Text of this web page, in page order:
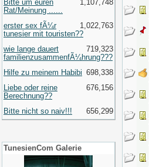
1,107,748
Bitte um euren
Rat/Meinung ......
1,022,763
erster sex fÃ¼r
tunesier mit touristen??
719,323
wie lange dauert
familienzusammenfÃ¼hrung???
698,338
Hilfe zu meinem Habibi
676,156
Liebe oder reine
Berechnung??
656,299
Bitte nicht so naiv!!!
TunesienCom Galerie